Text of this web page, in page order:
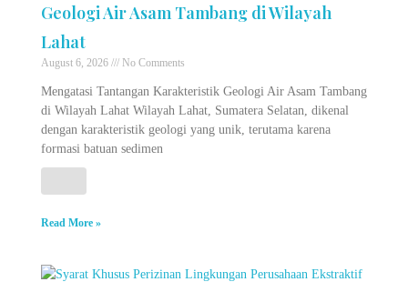
Geologi Air Asam Tambang di Wilayah
Lahat
August 6, 2026 No Comments
Mengatasi Tantangan Karakteristik Geologi Air Asam Tambang
di Wilayah Lahat Wilayah Lahat, Sumatera Selatan, dikenal
dengan karakteristik geologi yang unik, terutama karena
formasi batuan sedimen
Read More »